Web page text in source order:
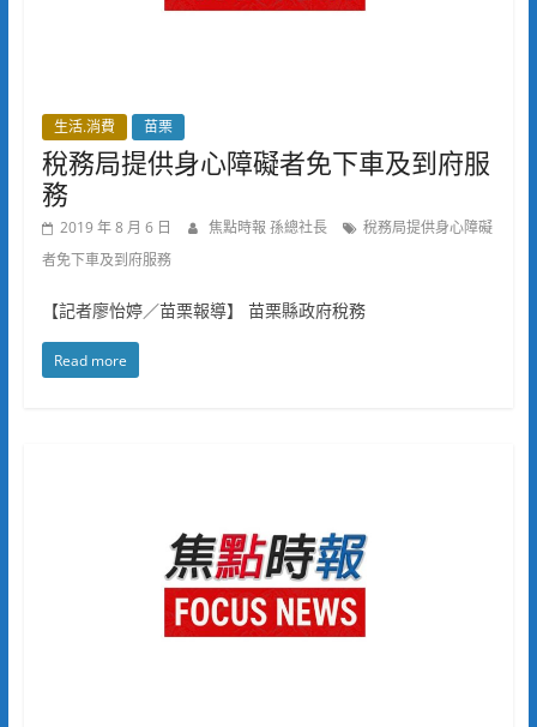
生活.消費 苗栗
稅務局提供身心障礙者免下車及到府服
務
2019 年 8 月 6 日 焦點時報 孫總社長
稅務局提供身心障礙
者免下車及到府服務
【記者廖怡婷／苗栗報導】 苗栗縣政府稅務
Read more